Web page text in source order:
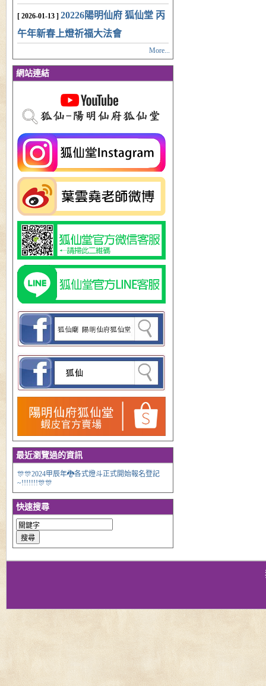
[ 2026-01-13 ] 20226陽明仙府 狐仙堂 丙
午年新春上燈祈福大法會
More...
網站連結
最近瀏覽過的資訊
🎊🎊2024甲辰年🐉各式燈斗正式開始報名登記
~!!!!!!!🎊🎊
快速搜尋